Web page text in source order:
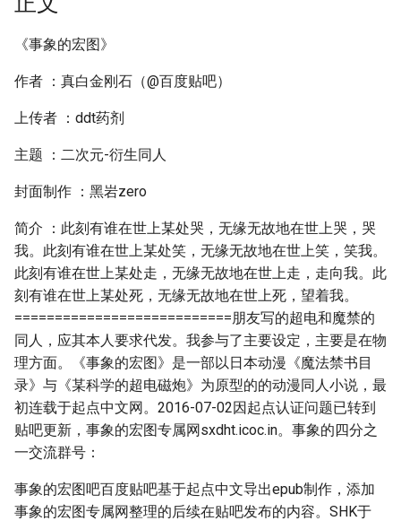
《事象的宏图》
作者 ：真白金刚石（@百度贴吧）
上传者 ：ddt药剂
主题 ：二次元-衍生同人
封面制作 ：黑岩zero
简介 ：此刻有谁在世上某处哭，无缘无故地在世上哭，哭
我。此刻有谁在世上某处笑，无缘无故地在世上笑，笑我。
此刻有谁在世上某处走，无缘无故地在世上走，走向我。此
刻有谁在世上某处死，无缘无故地在世上死，望着我。
===========================朋友写的超电和魔禁的
同人，应其本人要求代发。我参与了主要设定，主要是在物
理方面。《事象的宏图》是一部以日本动漫《魔法禁书目
录》与《某科学的超电磁炮》为原型的的动漫同人小说，最
初连载于起点中文网。2016-07-02因起点认证问题已转到
贴吧更新，事象的宏图专属网sxdht.icoc.in。事象的四分之
一交流群号：
事象的宏图吧百度贴吧基于起点中文导出epub制作，添加
事象的宏图专属网整理的后续在贴吧发布的内容。SHK于